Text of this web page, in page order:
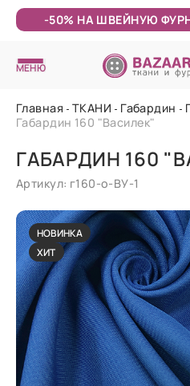
-50% НА ШВЕЙНУЮ
МЕНЮ
Главная ТКАНИ Габардин
Габардин 160 "Василек"
ГАБАРДИН 160
Артикул: г160-о-ВУ-1
НОВИНКА
ХИТ